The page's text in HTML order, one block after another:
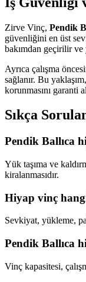
Zirve Vinç, Pendik
güvenliğini en üst
bakımdan geçirilir
Ayrıca çalışma
sağlanır. Bu
korunmasını garanti
Sıkça
Pendik Ballıca
Yük taşıma ve
kiralanmasıdır.
Hiyap vinç
Sevkiyat, yükleme,
Pendik Ballıca
Vinç kapasitesi,